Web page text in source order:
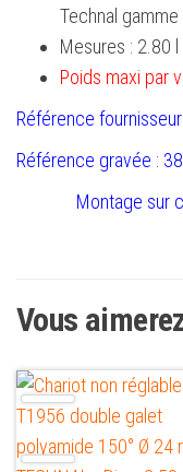
Technal gamme
Mesures : 2.80
Poids maxi par
Référence
Référence gravée :
Montage sur
Vous